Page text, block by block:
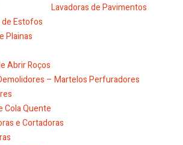
Lavadoras de Pavimentos
de Estofos
Plainas
Abrir Roços
– Martelos Perfuradores
Cola Quente
e Cortadoras